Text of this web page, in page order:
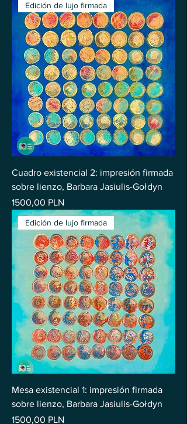
Edición de lujo firmada
Cuadro existencial 2: impresión firmada
sobre lienzo, Barbara Jasiulis-Gołdyn
Precio
1500,00 PLN
Edición de lujo firmada
Mesa existencial 1: impresión firmada
sobre lienzo, Barbara Jasiulis-Gołdyn
Precio
1500,00 PLN